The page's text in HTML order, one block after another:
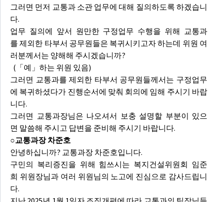
그러면 먼저 교통과 소관 업무에 대해 질의하도록 하겠습니
다.
업무 질의에 앞서 원만한 구정업무 수행을 위해 교통과
를 제외한 타부서 공무원들은 복귀시키고자 하는데 위원 여
러분께서는 양해해 주시겠습니까?
(「예」하는 위원 있음)
그러면 교통과를 제외한 타부서 공무원들께서는 구정업무
에 복귀하셨다가 진행순서에 맞춰 회의에 임해 주시기 바랍
니다.
그러면 교통과장님은 나오셔서 보충 설명할 부분이 있으
면 말씀해 주시고 답변을 준비해 주시기 바랍니다.
○교통과장 차준호
안녕하십니까? 교통과장 차준호입니다.
구민의 복리증진을 위해 힘쓰시는 복지건설위원회 임준
희 위원장님과 여러 위원님의 노고에 진심으로 감사드립니
다.